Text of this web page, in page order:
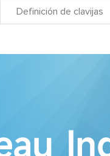
Definición de clavijas